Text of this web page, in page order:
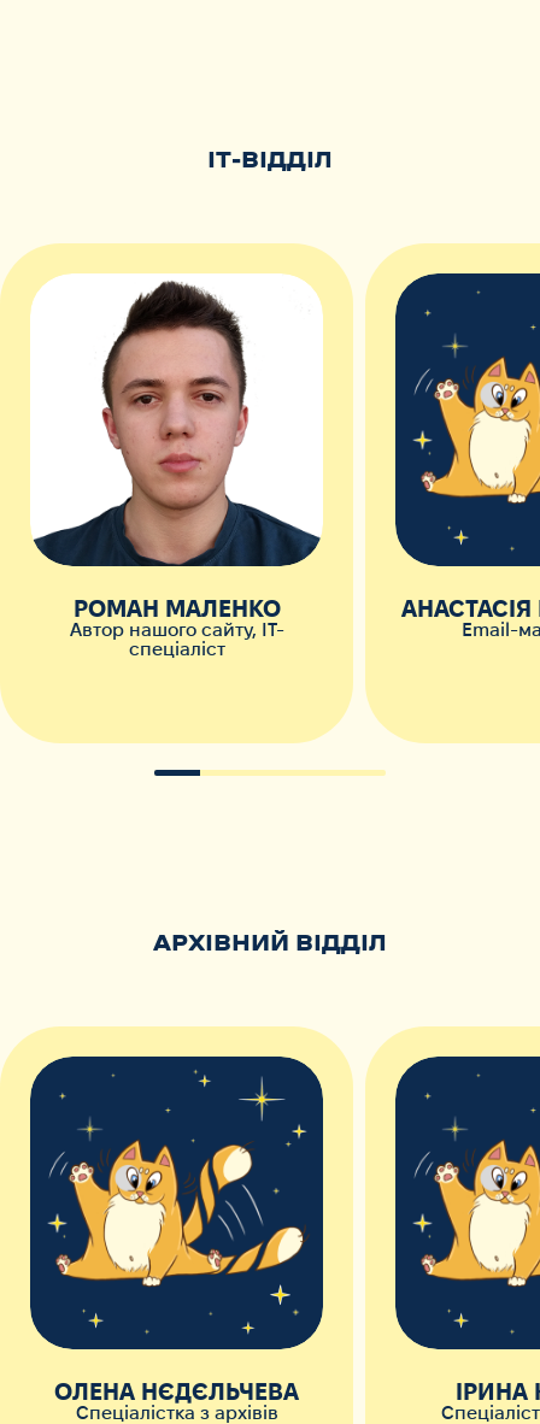
IT-ВІДДІЛ
РОМАН МАЛЕНКО
Автор нашого сайту, IT-
спеціаліст
Email-
АРХІВНИЙ ВІДДІЛ
ОЛЕНА НЄДЄЛЬЧЕВА
Спеціалістка з архівів
ІРИНА